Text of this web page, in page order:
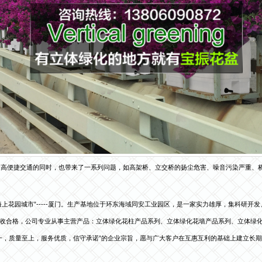
便捷交通的同时，也带来了一系列问题，如高架桥、立交桥的扬尘危害、噪音污染严重
花园城市”-----厦门。生产基地位于环东海域同安工业园区，是一家实力雄厚，集科研开
格，公司专业从事主营产品：立体绿化花柱产品系列、立体绿化花墙产品系列、立体
质量至上，服务优质，信守承诺”的企业宗旨，愿与广大客户在互惠互利的基础上建立